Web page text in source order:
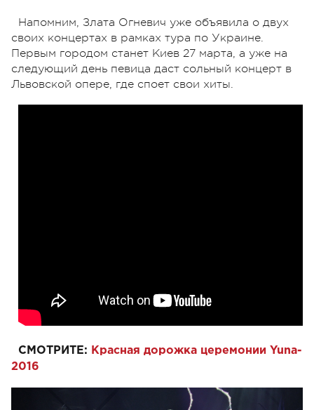
Напомним, Злата Огневич уже объявила о двух
своих концертах в рамках тура по Украине.
Первым городом станет Киев 27 марта, а уже на
следующий день певица даст сольный концерт в
Львовской опере, где споет свои хиты.
СМОТРИТЕ: Красная дорожка церемонии Yuna-
2016